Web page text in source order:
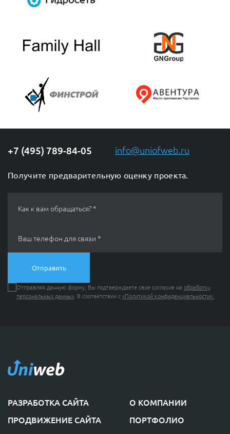
+7 (495) 789-84-05 info@uniofweb.ru
Получите предварительную оценку проекта.
Как к вам обращаться? *
Ваш телефон для связи *
Отправляя данную форму, Вы подтверждаете свое согласие на обработку
персональных данных . В соответствии с«Политикой конфиденциальности».
РАЗРАБОТКА САЙТА
ПРОДВИЖЕНИЕ САЙТА
О КОМПАНИИ
ПОРТФОЛИО
Свяжитесь с нами через любой удобный
Telegram